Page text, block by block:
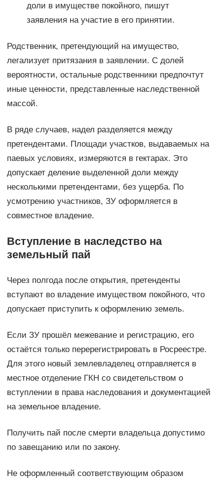
доли в имуществе покойного, пишут
заявления на участие в его принятии.
Родственник, претендующий на имущество,
легализует притязания в заявлении. С долей
вероятности, остальные родственники предпочтут
иные ценности, представленные наследственной
массой.
В ряде случаев, надел разделяется между
претендентами. Площади участков, выдаваемых на
паевых условиях, измеряются в гектарах. Это
допускает деление выделенной доли между
несколькими претендентами, без ущерба. По
усмотрению участников, ЗУ оформляется в
совместное владение.
Вступление в наследство на
земельный пай
Через полгода после открытия, претенденты
вступают во владение имуществом покойного, что
допускает приступить к оформлению земель.
Если ЗУ прошёл межевание и регистрацию, его
остаётся только перерегистрировать в Росреестре.
Для этого новый землевладелец отправляется в
местное отделение ГКН со свидетельством о
вступлении в права наследования и документацией
на земельное владение.
Получить пай после смерти владельца допустимо
по завещанию или по закону.
Не оформленный соответствующим образом